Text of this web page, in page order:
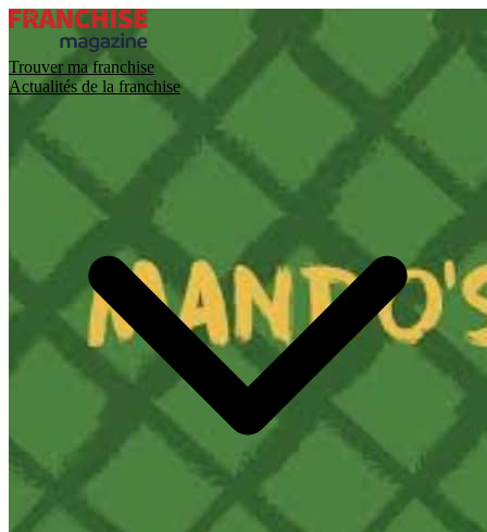
Trouver ma franchise
Actualités de la franchise